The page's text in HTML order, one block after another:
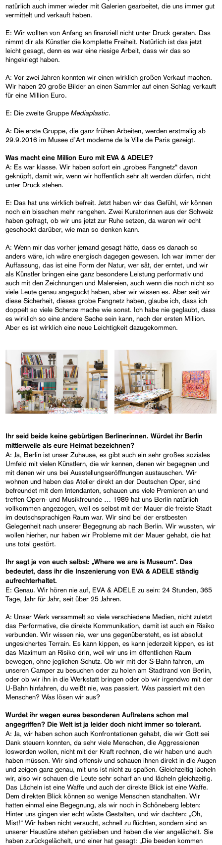
natürlich auch immer wieder mit Galerien gearbeitet, die uns immer gut
vermittelt und verkauft haben.
E: Wir wollten von Anfang an finanziell nicht unter Druck geraten. Das
nimmt dir als Künstler die komplette Freiheit. Natürlich ist das jetzt
leicht gesagt, denn es war eine riesige Arbeit, dass wir das so
hingekriegt haben.
A: Vor zwei Jahren konnten wir einen wirklich großen Verkauf machen.
Wir haben 20 große Bilder an einen Sammler auf einen Schlag verkauft
für eine Million Euro.
E: Die zweite GruppeMediaplastic.
A: Die erste Gruppe, die ganz frühen Arbeiten, werden erstmalig ab
29.9.2016 im Musee d’Art moderne de la Ville de Paris gezeigt.
Was macht eine Million Euro mit EVA & ADELE?
A: Es war klasse. Wir haben sofort ein „grobes Fangnetz“ davon
geknüpft, damit wir, wenn wir hoffentlich sehr alt werden dürfen, nicht
unter Druck stehen.
E: Das hat uns wirklich befreit. Jetzt haben wir das Gefühl, wir können
noch ein bisschen mehr rangehen. Zwei Kuratorinnen aus der Schweiz
haben gefragt, ob wir uns jetzt zur Ruhe setzen, da waren wir echt
geschockt darüber, wie man so denken kann.
A: Wenn mir das vorher jemand gesagt hätte, dass es danach so
anders wäre, ich wäre energisch dagegen gewesen. Ich war immer der
Auffassung, das ist eine Form der Natur, wer sät, der erntet, und wir
als Künstler bringen eine ganz besondere Leistung performativ und
auch mit den Zeichnungen und Malereien, auch wenn die noch nicht so
viele Leute genau angeguckt haben, aber wir wissen es. Aber seit wir
diese Sicherheit, dieses grobe Fangnetz haben, glaube ich, dass ich
doppelt so viele Scherze mache wie sonst. Ich habe nie geglaubt, dass
es wirklich so eine andere Sache sein kann, nach der ersten Million.
Aber es ist wirklich eine neue Leichtigkeit dazugekommen.
Ihr seid beide keine gebürtigen Berlinerinnen. Würdet ihr Berlin
mittlerweile als eure Heimat bezeichnen?
A: Ja, Berlin ist unser Zuhause, es gibt auch ein sehr großes soziales
Umfeld mit vielen Künstlern, die wir kennen, denen wir begegnen und
mit denen wir uns bei Ausstellungseröffnungen austauschen. Wir
wohnen und haben das Atelier direkt an der Deutschen Oper, sind
befreundet mit dem Intendanten, schauen uns viele Premieren an und
treffen Opern- und Musikfreunde … 1989 hat uns Berlin natürlich
vollkommen angezogen, weil es selbst mit der Mauer die freiste Stadt
im deutschsprachigen Raum war. Wir sind bei der erstbesten
Gelegenheit nach unserer Begegnung ab nach Berlin. Wir wussten, wir
wollen hierher, nur haben wir Probleme mit der Mauer gehabt, die hat
uns total gestört.
Ihr sagt ja von euch selbst: „Where we are is Museum“. Das
bedeutet, dass ihr die Inszenierung von EVA & ADELE ständig
aufrechterhaltet.
E: Genau. Wir hören nie auf, EVA & ADELE zu sein: 24 Stunden, 365
Tage, Jahr für Jahr, seit über 25 Jahren.
A: Unser Werk versammelt so viele verschiedene Medien, nicht zuletzt
das Performative, die direkte Kommunikation, damit ist auch ein Risiko
verbunden. Wir wissen nie, wer uns gegenübersteht, es ist absolut
ungesichertes Terrain. Es kann kippen, es kann jederzeit kippen, es ist
das Maximum an Risiko drin, weil wir uns im öffentlichen Raum
bewegen, ohne jeglichen Schutz. Ob wir mit der S-Bahn fahren, um
unseren Camper zu besuchen oder zu holen am Stadtrand von Berlin,
oder ob wir ihn in die Werkstatt bringen oder ob wir irgendwo mit der
U-Bahn hinfahren, du weißt nie, was passiert. Was passiert mit den
Menschen? Was lösen wir aus?
Wurdet ihr wegen eures besonderen Auftretens schon mal
angegriffen? Die Welt ist ja leider doch nicht immer so tolerant.
A: Ja, wir haben schon auch Konfrontationen gehabt, die wir Gott sei
Dank steuern konnten, da sehr viele Menschen, die Aggressionen
loswerden wollen, nicht mit der Kraft rechnen, die wir haben und auch
haben müssen. Wir sind offensiv und schauen ihnen direkt in die Augen
und zeigen ganz genau, mit uns ist nicht zu spaßen. Gleichzeitig lächeln
wir, also wir schauen die Leute sehr scharf an und lächeln gleichzeitig.
Das Lächeln ist eine Waffe und auch der direkte Blick ist eine Waffe.
Dem direkten Blick können so wenige Menschen standhalten. Wir
hatten einmal eine Begegnung, als wir noch in Schöneberg lebten:
Hinter uns gingen vier echt wüste Gestalten, und wir dachten: „Oh,
Mist!“ Wir haben nicht versucht, schnell zu flüchten, sondern sind an
unserer Haustüre stehen geblieben und haben die vier angelächelt. Sie
haben zurückgelächelt, und einer hat gesagt: „Die beeden kommen